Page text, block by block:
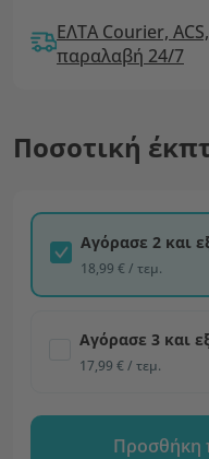
ΕΛΤΑ Courier,
παραλαβή 24/7
Ποσοτική
Αγόρασε 2 και
18,99 € / τεμ.
Αγόρασε 3 και
17,99 € / τεμ.
Προσθήκη